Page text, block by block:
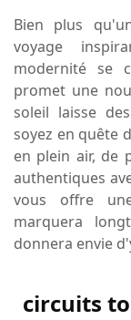
Bien plus
voyage
modernité se
promet une
soleil laisse
soyez en quête
en plein air, de
authentiques
vous offre
marquera
donnera envie
circuits